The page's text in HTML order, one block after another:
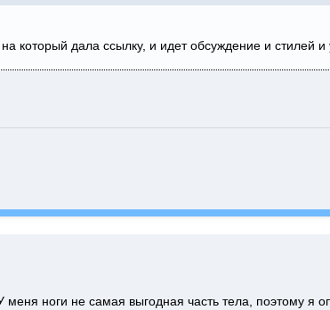
который дала ссылку, и идет обсуждение и стилей и
меня ноги не самая выгодная часть тела, поэтому я